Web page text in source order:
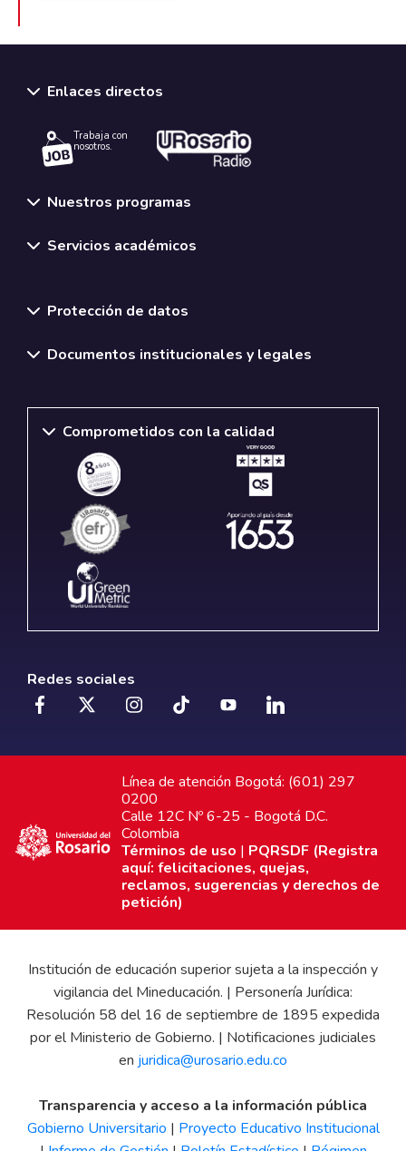
Enlaces directos
Trabaja con
nosotros.
Nuestros programas
Servicios académicos
Protección de datos
Documentos institucionales y legales
Comprometidos con la calidad
Redes sociales
Línea de atención Bogotá: (601) 297
0200
Calle 12C Nº 6-25 - Bogotá D.C.
Colombia
Términos de uso | PQRSDF (Registra
aquí: felicitaciones, quejas,
reclamos, sugerencias y derechos de
petición)
Institución de educación superior sujeta a la inspección y
vigilancia del Mineducación. | Personería Jurídica:
Resolución 58 del 16 de septiembre de 1895 expedida
por el Ministerio de Gobierno. | Notificaciones judiciales
en juridica@urosario.edu.co
Transparencia y acceso a la información pública
Gobierno Universitario | Proyecto Educativo Institucional